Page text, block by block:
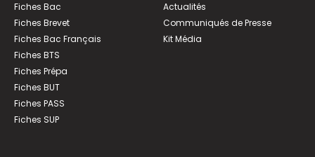
Fiches Bac
Fiches Brevet
Fiches Bac Français
Fiches BTS
Fiches Prépa
Fiches BUT
Fiches PASS
Fiches SUP
Actualités
Communiqués de Presse
Kit Média